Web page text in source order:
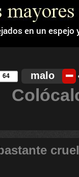
64 malo
cruel